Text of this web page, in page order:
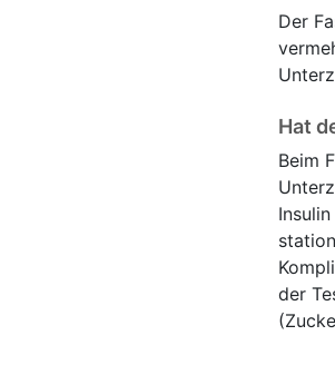
Der
Hat
Beim
der